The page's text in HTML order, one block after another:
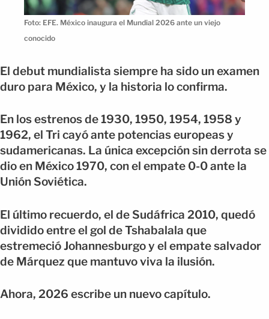
Foto: EFE. México inaugura el Mundial 2026 ante un viejo
conocido
El debut mundialista siempre ha sido un examen
duro para México, y la historia lo confirma.
En los estrenos de 1930, 1950, 1954, 1958 y
1962, el Tri cayó ante potencias europeas y
sudamericanas. La única excepción sin derrota se
dio en México 1970, con el empate 0-0 ante la
Unión Soviética.
El último recuerdo, el de Sudáfrica 2010, quedó
dividido entre el gol de Tshabalala que
estremeció Johannesburgo y el empate salvador
de Márquez que mantuvo viva la ilusión.
Ahora, 2026 escribe un nuevo capítulo.